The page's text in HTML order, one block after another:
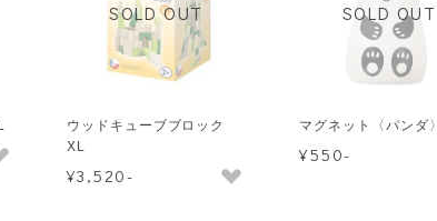
SOLD OUT
ウッドキューブブロック
XL
¥3,520-
SOLD OUT
マグネット〈パンダ〉
¥550-